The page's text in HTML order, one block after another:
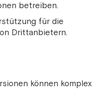
betreiben.
für die
Drittanbietern.
können komplex